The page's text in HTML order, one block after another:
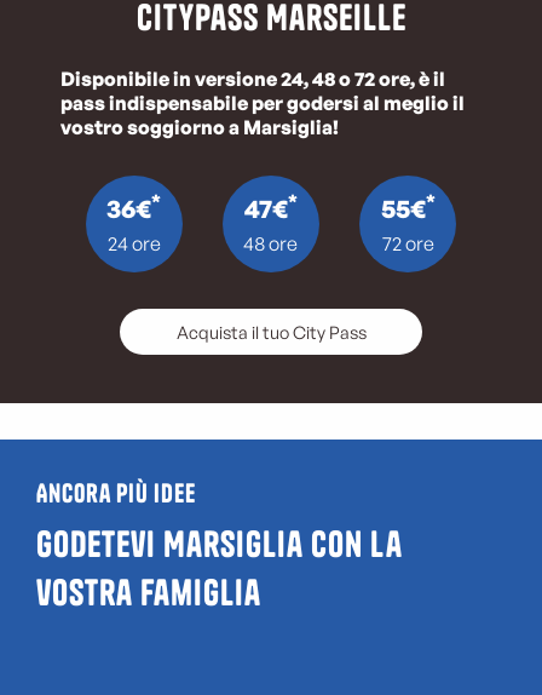
CityPass Marseille
Disponibile in versione 24, 48 o 72 ore, è il
pass indispensabile per godersi al meglio il
vostro soggiorno a Marsiglia!
36€*
24 ore
47€*
48 ore
55€*
72 ore
Acquista il tuo City Pass
Ancora più idee
Godetevi Marsiglia con la
vostra famiglia